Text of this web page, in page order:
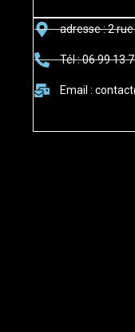
adresse : 2
Tél : 06 99 13
Email :